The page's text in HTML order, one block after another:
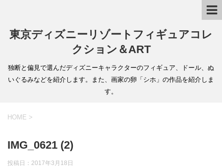
東京ディズニーリゾートフィギュアコレ
クション＆ART
独断と偏見で選んだディズニーキャラクターのフィギュア、ドール、ぬ
いぐるみなどを紹介します。また、画家の卵「シホ」の作品を紹介しま
す。
HOME >
IMG_0621 (2)
投稿日： 2017年3月18日